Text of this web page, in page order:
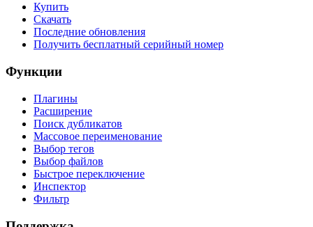
Купить
Скачать
Последние обновления
Получить бесплатный серийный номер
Функции
Плагины
Расширение
Поиск дубликатов
Массовое переименование
Выбор тегов
Выбор файлов
Быстрое переключение
Инспектор
Фильтр